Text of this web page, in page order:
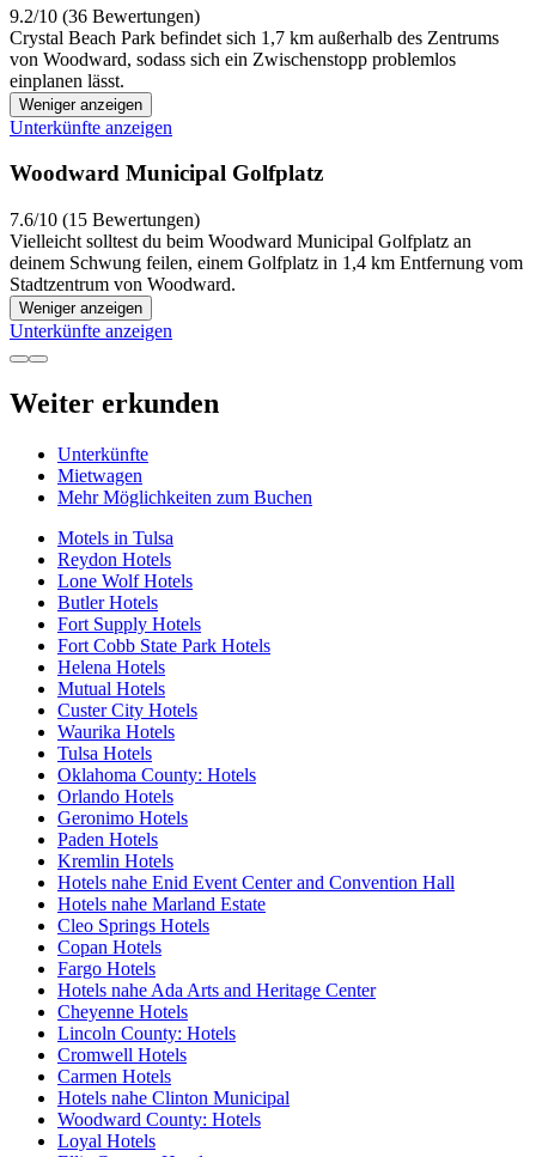
9.2/10 (36 Bewertungen)
Crystal Beach Park befindet sich 1,7 km außerhalb des Zentrums
von Woodward, sodass sich ein Zwischenstopp problemlos
einplanen lässt.
Weniger anzeigen
Unterkünfte anzeigen
Woodward Municipal Golfplatz
7.6/10 (15 Bewertungen)
Vielleicht solltest du beim Woodward Municipal Golfplatz an
deinem Schwung feilen, einem Golfplatz in 1,4 km Entfernung vom
Stadtzentrum von Woodward.
Weniger anzeigen
Unterkünfte anzeigen
Weiter erkunden
Unterkünfte
Mietwagen
Mehr Möglichkeiten zum Buchen
Motels in Tulsa
Reydon Hotels
Lone Wolf Hotels
Butler Hotels
Fort Supply Hotels
Fort Cobb State Park Hotels
Helena Hotels
Mutual Hotels
Custer City Hotels
Waurika Hotels
Tulsa Hotels
Oklahoma County: Hotels
Orlando Hotels
Geronimo Hotels
Paden Hotels
Kremlin Hotels
Hotels nahe Enid Event Center and Convention Hall
Hotels nahe Marland Estate
Cleo Springs Hotels
Copan Hotels
Fargo Hotels
Hotels nahe Ada Arts and Heritage Center
Cheyenne Hotels
Lincoln County: Hotels
Cromwell Hotels
Carmen Hotels
Hotels nahe Clinton Municipal
Woodward County: Hotels
Loyal Hotels